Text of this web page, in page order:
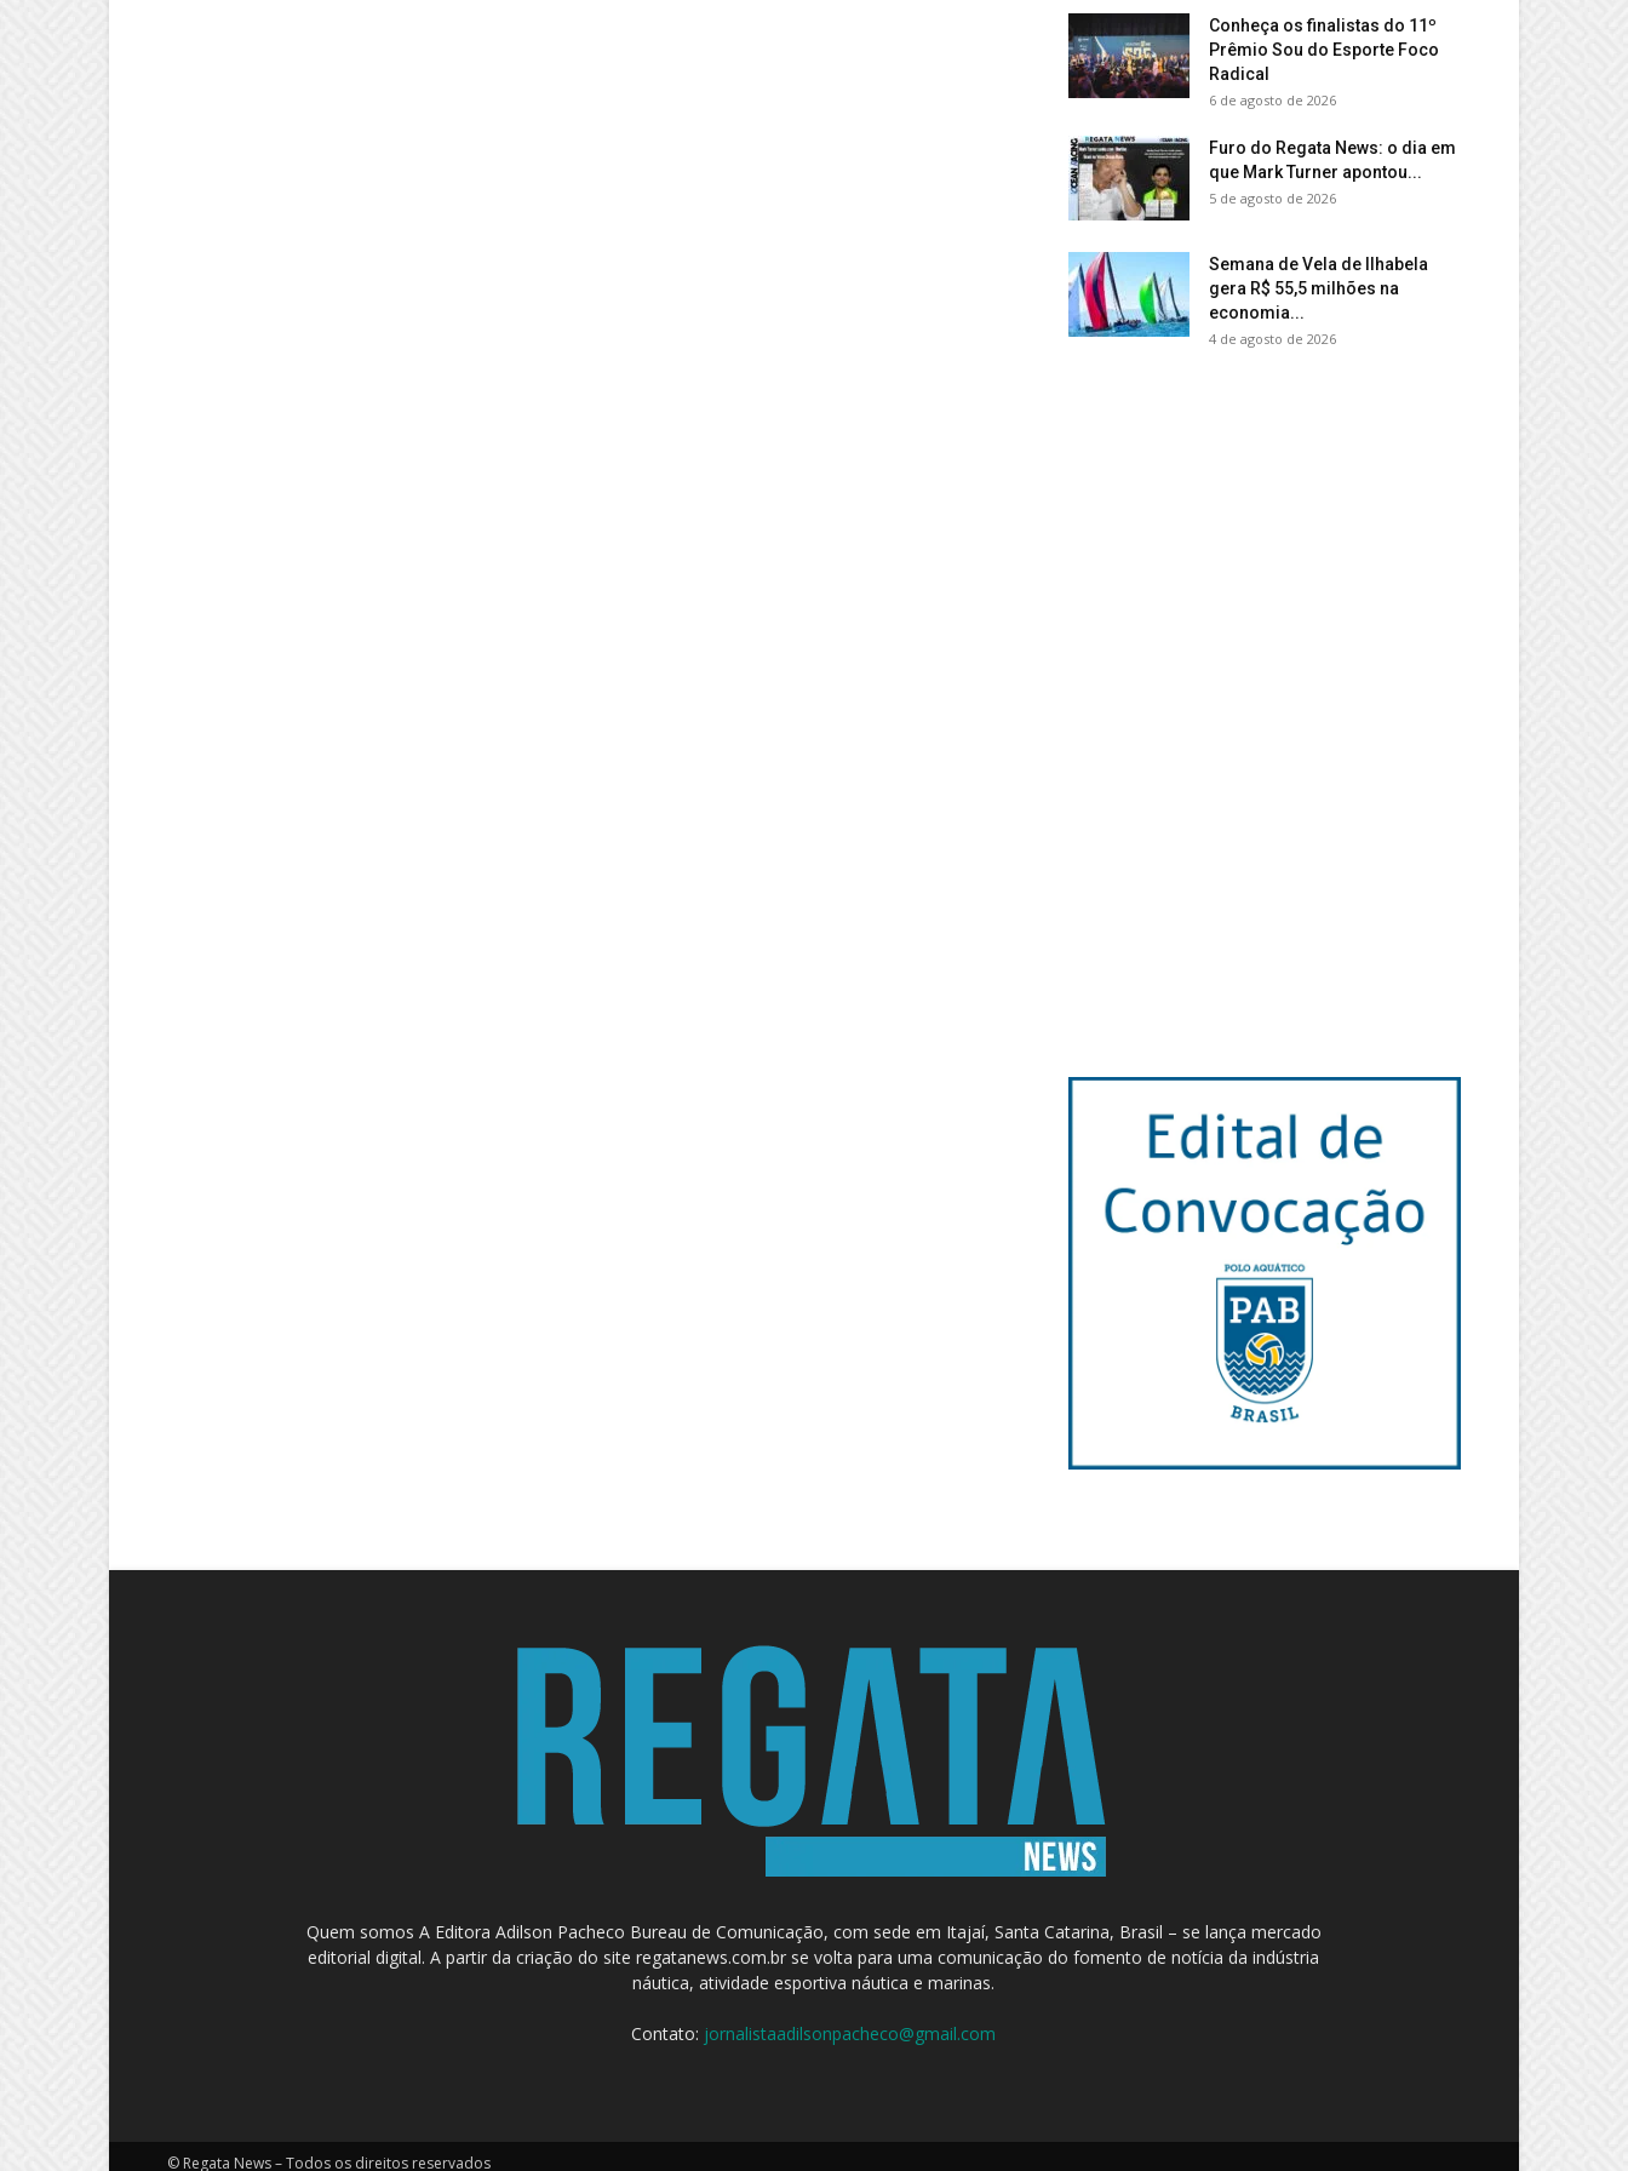
Conheça os finalistas do 11º
Prêmio Sou do Esporte Foco
Radical
6 de agosto de 2026
Furo do Regata News: o dia em
que Mark Turner apontou...
5 de agosto de 2026
Semana de Vela de Ilhabela
gera R$ 55,5 milhões na
economia...
4 de agosto de 2026
Quem somos A Editora Adilson Pacheco Bureau de Comunicação, com sede em Itajaí, Santa Catarina, Brasil – se lança mercado
editorial digital. A partir da criação do site regatanews.com.br se volta para uma comunicação do fomento de notícia da indústria
náutica, atividade esportiva náutica e marinas.
Contato: jornalistaadilsonpacheco@gmail.com
© Regata News – Todos os direitos reservados